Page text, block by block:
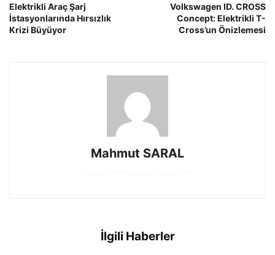
Elektrikli Araç Şarj
İstasyonlarında Hırsızlık
Krizi Büyüyor
Volkswagen ID. CROSS
Concept: Elektrikli T-
Cross’un Önizlemesi
Mahmut SARAL
İlgili Haberler